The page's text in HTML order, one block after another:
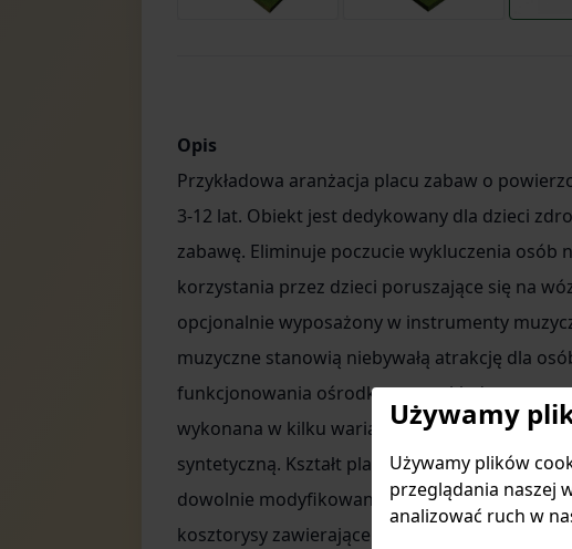
Używamy
Używamy plików
przeglądania naszej
analizować ruch w
Opis
Przykładowa aranżacja placu zabaw o
3-12 lat. Obiekt jest dedykowany dla dzieci
zabawę. Eliminuje poczucie wykluczenia osób
korzystania przez dzieci poruszające się na
opcjonalnie wyposażony w instrumenty
muzyczne stanowią niebywałą atrakcję dla
funkcjonowania ośrodkowego układu
wykonana w kilku wariantach. Na
syntetyczną. Kształt placu zabaw, układ
dowolnie modyfikowany. Skontaktuj się z
kosztorysy zawierające zastosowane